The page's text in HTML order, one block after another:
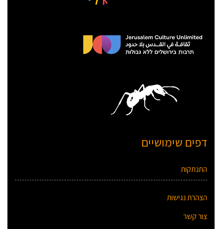
דפים שימושיים
התנתקות
הצהרת נגישות
צור קשר